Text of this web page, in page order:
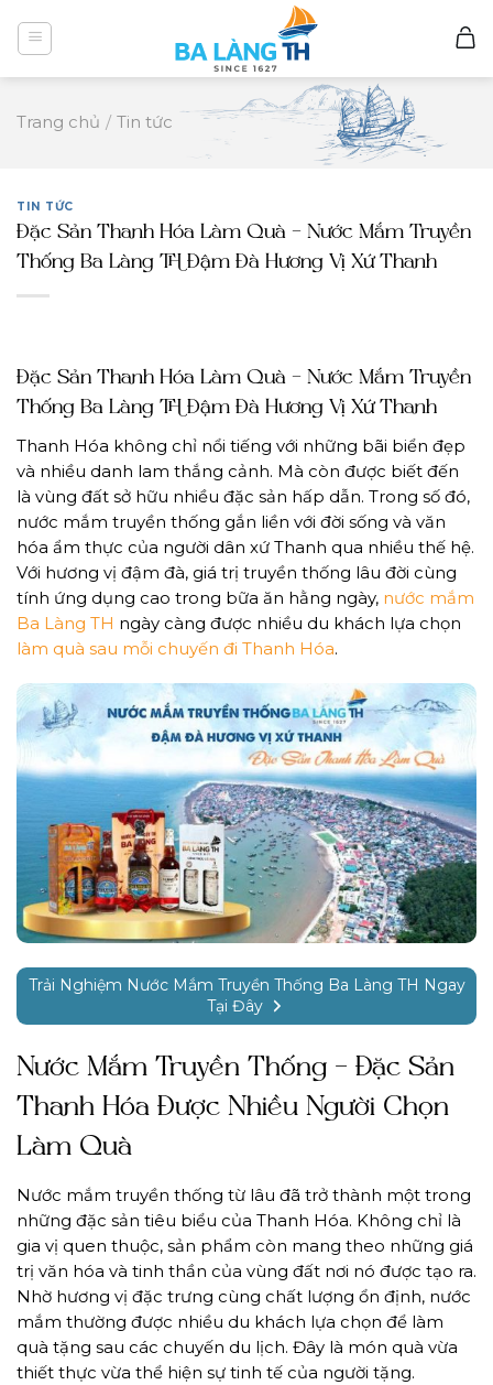
content
Trang chủ / Tin tức
TIN TỨC
Đặc Sản Thanh Hóa Làm Quà – Nước Mắm Truyền
Thống Ba Làng TH Đậm Đà Hương Vị Xứ Thanh
Đặc Sản Thanh Hóa Làm Quà – Nước Mắm Truyền
Thống Ba Làng TH Đậm Đà Hương Vị Xứ Thanh
Thanh Hóa không chỉ nổi tiếng với những bãi biển đẹp
và nhiều danh lam thắng cảnh. Mà còn được biết đến
là vùng đất sở hữu nhiều đặc sản hấp dẫn. Trong số đó,
nước mắm truyền thống gắn liền với đời sống và văn
hóa ẩm thực của người dân xứ Thanh qua nhiều thế hệ.
Với hương vị đậm đà, giá trị truyền thống lâu đời cùng
tính ứng dụng cao trong bữa ăn hằng ngày, nước mắm
Ba Làng TH ngày càng được nhiều du khách lựa chọn
làm quà sau mỗi chuyến đi Thanh Hóa.
Trải Nghiệm Nước Mắm Truyền Thống Ba Làng TH Ngay
Tại Đây
Nước Mắm Truyền Thống – Đặc Sản
Thanh Hóa Được Nhiều Người Chọn
Làm Quà
Nước mắm truyền thống từ lâu đã trở thành một trong
những đặc sản tiêu biểu của Thanh Hóa. Không chỉ là
gia vị quen thuộc, sản phẩm còn mang theo những giá
trị văn hóa và tinh thần của vùng đất nơi nó được tạo ra.
Nhờ hương vị đặc trưng cùng chất lượng ổn định, nước
mắm thường được nhiều du khách lựa chọn để làm
quà tặng sau các chuyến du lịch. Đây là món quà vừa
thiết thực vừa thể hiện sự tinh tế của người tặng.